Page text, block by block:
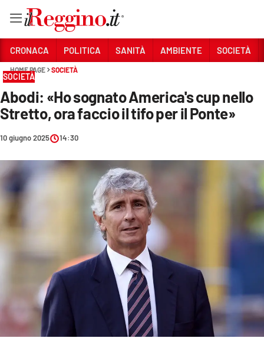
Sezioni
CRONACA
POLITICA
AMBIENTE
CULTURA
ECONOMIA E LAVORO
SPORT
Streaming
CRONACA POLITICA SANITÀ AMBIENTE SOCIETÀ
HOME PAGE SOCIETÀ
SOCIETÀ
Abodi: «Ho sognato America's cup nello
Stretto, ora faccio il tifo per il Ponte»
10 giugno 2025 14:30